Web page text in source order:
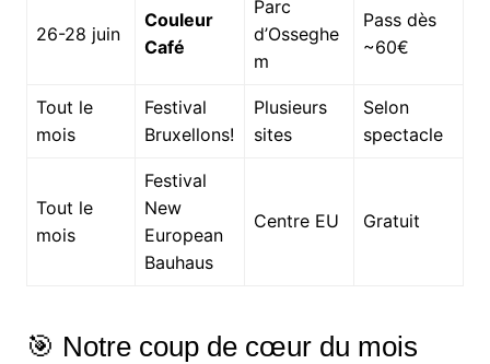
26-28 juin
Couleur
Café
Parc
d’Osseghe
m
Pass dès
~60€
Tout le
mois
Festival
Bruxellons!
Plusieurs
sites
Selon
spectacle
Tout le
mois
Festival
New
European
Bauhaus
Centre EU Gratuit
🎯 Notre coup de cœur du mois